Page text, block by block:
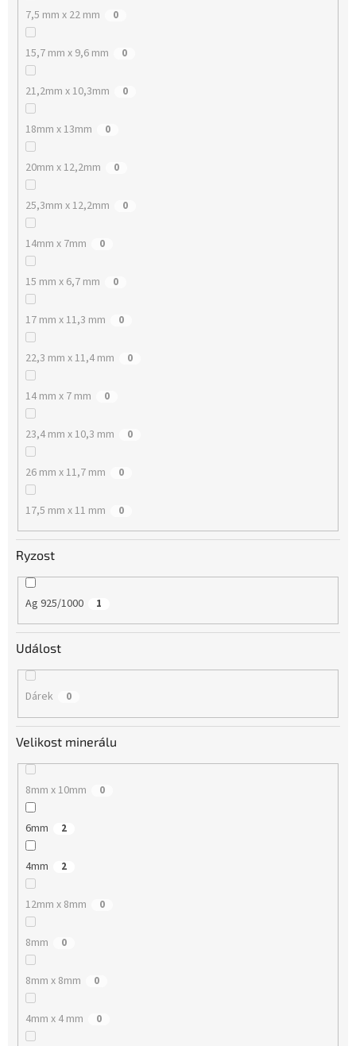
7,5 mm x 22 mm 0
15,7 mm x 9,6 mm 0
21,2mm x 10,3mm 0
18mm x 13mm 0
20mm x 12,2mm 0
25,3mm x 12,2mm 0
14mm x 7mm 0
15 mm x 6,7 mm 0
17 mm x 11,3 mm 0
22,3 mm x 11,4 mm 0
14 mm x 7 mm 0
23,4 mm x 10,3 mm 0
26 mm x 11,7 mm 0
17,5 mm x 11 mm 0
Ryzost
Ag 925/1000 1
Událost
Dárek 0
Velikost minerálu
8mm x 10mm 0
6mm 2
4mm 2
12mm x 8mm 0
8mm 0
8mm x 8mm 0
4mm x 4 mm 0